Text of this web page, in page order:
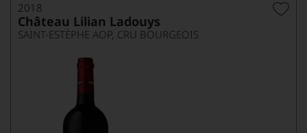
2018
Château Lilian Ladouys
SAINT-ESTÈPHE AOP, CRU BOURGEOIS